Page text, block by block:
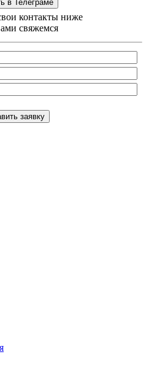
контакты ниже
свяжемся